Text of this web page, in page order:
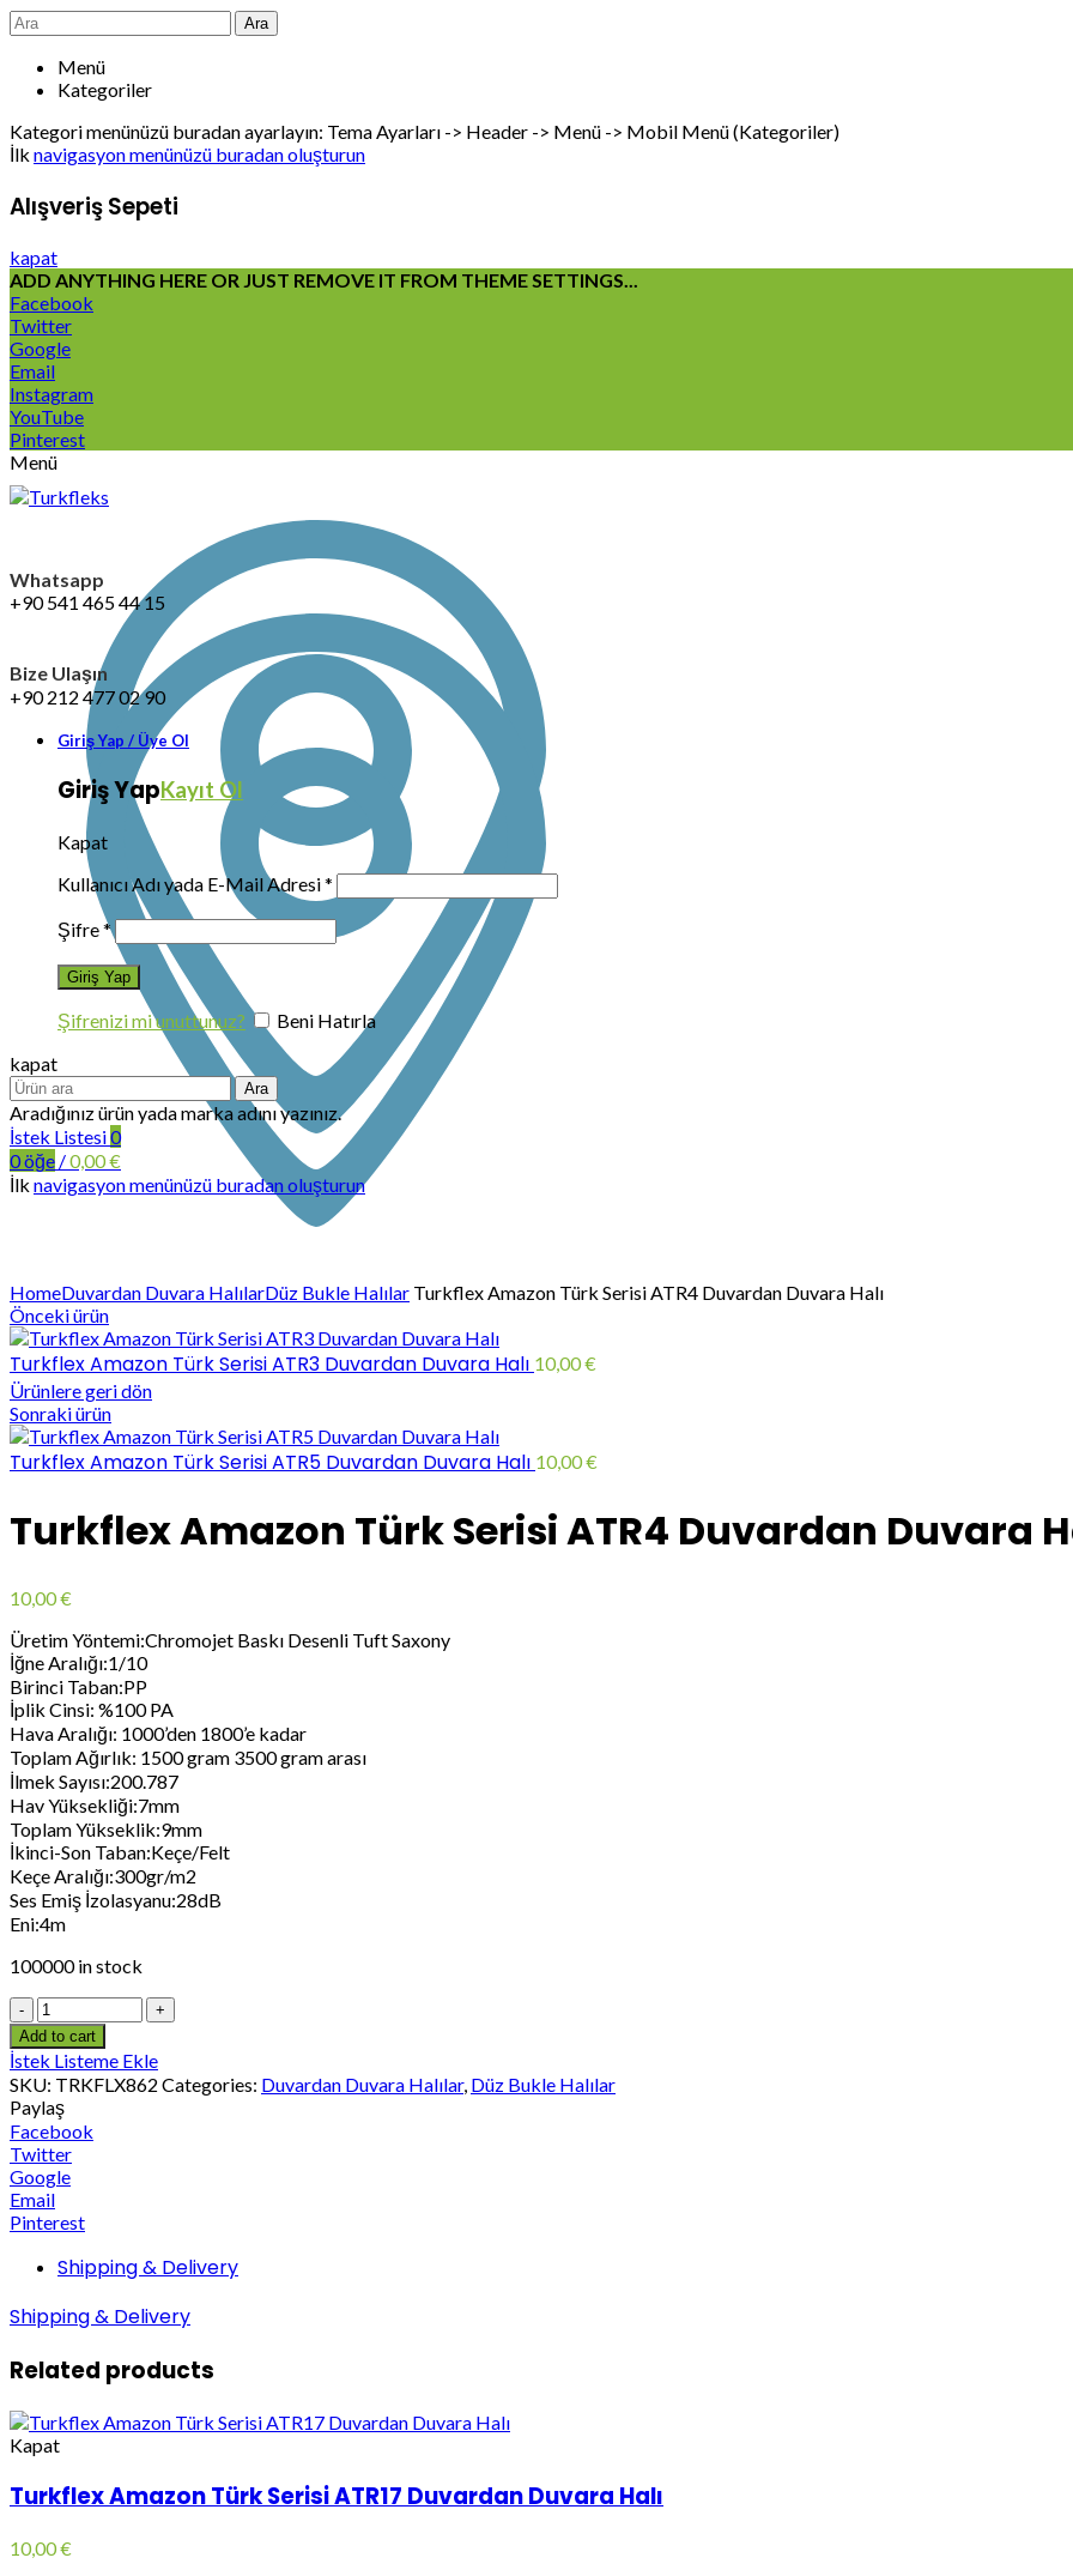
Ara
Menü
Kategoriler
Kategori menünüzü buradan ayarlayın: Tema Ayarları -> Header -> Menü -> Mobil Menü (Kategoriler)
İlk navigasyon menünüzü buradan oluşturun
Alışveriş Sepeti
kapat
ADD ANYTHING HERE OR JUST REMOVE IT FROM THEME SETTINGS...
Facebook
Twitter
Google
Email
Instagram
YouTube
Pinterest
Menü
Whatsapp
+90 541 465 44 15
Bize Ulaşın
+90 212 477 02 90
Giriş Yap / Üye Ol
Giriş YapKayıt Ol
Kapat
Kullanıcı Adı yada E-Mail Adresi*
Şifre*
Şifrenizi mi unuttunuz?
Beni Hatırla
kapat
Ara
Aradığınız ürün yada marka adını yazınız.
İstek Listesi0
0öğe /0,00€
İlk navigasyon menünüzü buradan oluşturun
HomeDuvardan Duvara HalılarDüz Bukle Halılar Turkflex Amazon Türk Serisi ATR4 Duvardan Duvara Halı
Önceki ürün
Turkflex Amazon Türk Serisi ATR3 Duvardan Duvara Halı 10,00€
Ürünlere geri dön
Sonraki ürün
Turkflex Amazon Türk Serisi ATR5 Duvardan Duvara Halı 10,00€
Turkflex Amazon Türk Serisi ATR4 Duvardan Duvara
10,00€
Üretim Yöntemi:Chromojet Baskı Desenli Tuft Saxony
İğne Aralığı:1/10
Birinci Taban:PP
İplik Cinsi: %100 PA
Hava Aralığı: 1000’den 1800’e kadar
Toplam Ağırlık: 1500 gram 3500 gram arası
İlmek Sayısı:200.787
Hav Yüksekliği:7mm
Toplam Yükseklik:9mm
İkinci-Son Taban:Keçe/Felt
Keçe Aralığı:300gr/m2
Ses Emiş İzolasyanu:28dB
Eni:4m
100000 in stock
Add to cart
İstek Listeme Ekle
SKU: TRKFLX862 Categories: Duvardan Duvara Halılar, Düz Bukle Halılar
Paylaş
Facebook
Twitter
Google
Email
Pinterest
Shipping & Delivery
Shipping & Delivery
Related products
Kapat
Turkflex Amazon Türk Serisi ATR17 Duvardan Duvara Halı
10,00€